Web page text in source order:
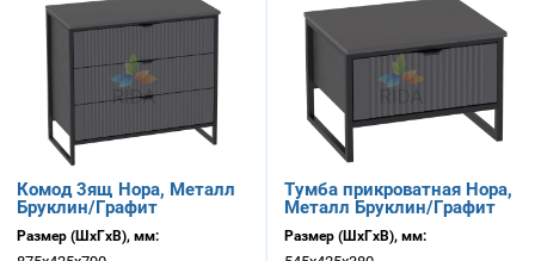
Комод 3ящ Нора, Металл
Бруклин/Графит
Размер (ШхГхВ), мм:
Тумба прикроватная Нора,
Металл Бруклин/Графит
Размер (ШхГхВ), мм: